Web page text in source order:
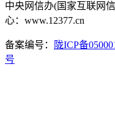
中央网信办(国家互联网
心：www.12377.cn
备案编号： 陇ICP备
号